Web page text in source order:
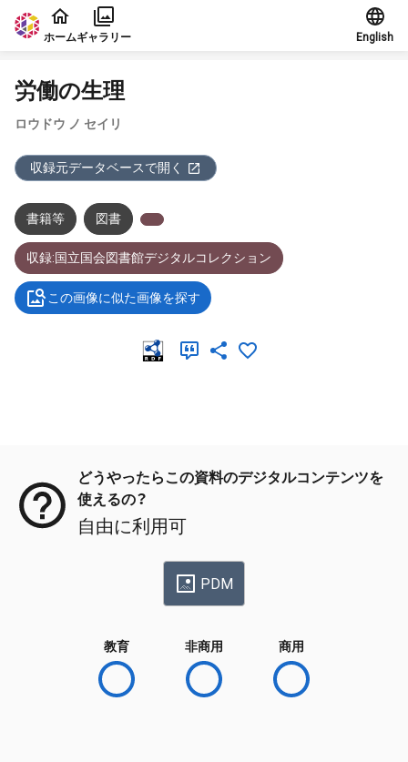
本文に飛ぶ
ホームギャラリー English
労働の生理
ロウドウ ノ セイリ
収録元データベースで開く
書籍等 図書
収録:国立国会図書館デジタルコレクション
この画像に似た画像を探す
どうやったらこの資料のデジタルコンテンツを
使えるの？
自由に利用可
PDM
教育 非商用 商用